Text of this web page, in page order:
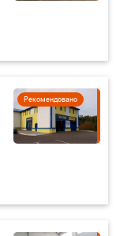
Рекомендовано